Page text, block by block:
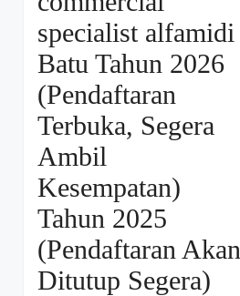
specialist alfamidi
Batu Tahun 2026
(Pendaftaran
Terbuka, Segera
Ambil
Kesempatan)
Tahun 2025
(Pendaftaran Akan
Ditutup Segera)